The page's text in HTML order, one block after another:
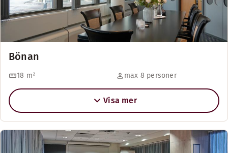
Bönan
18 m² max 8 personer
Visa mer